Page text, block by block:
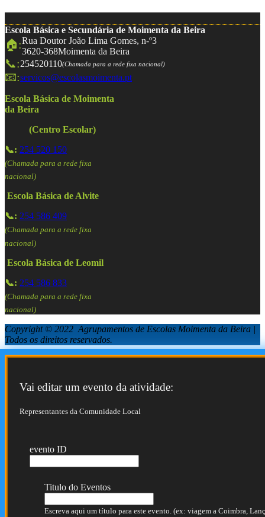
Escola Básica e Secundária de Moimenta da Beira
🏠:Rua Doutor João Lima Gomes, n-º3
3620-368Moimenta da Beira
📞:254520110(Chamada para a rede fixa nacional)
📧:servicos@escolasmoimenta.pt
Escola Básica de Moimenta
da Beira
(Centro Escolar)
📞: 254 520 150
(Chamada para a rede fixa
nacional)
Escola Básica de Alvite
📞: 254 586 409
(Chamada para a rede fixa
nacional)
Escola Básica de Leomil
📞: 254 586 833
(Chamada para a rede fixa
nacional)
Copyright © 2022 Agrupamentos de Escolas Moimenta da Beira |
Todos os direitos reservados.
Vai editar um evento da atividade:
Representantes da Comunidade Local
evento ID
Titulo do Eventos
Escreva aqui um título para este evento. (ex: viagem a Coimbra,